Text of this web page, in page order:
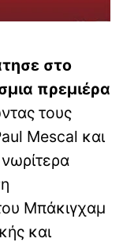
στο
πρεμιέρα
τους
Mescal και
Μπάκιγχαμ
και